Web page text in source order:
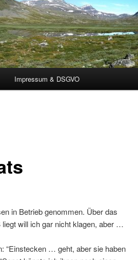
Impressum & DSGVO
in Betrieb genommen. Über das
will ich gar nicht klagen, aber …
“Einstecken … geht, aber sie haben